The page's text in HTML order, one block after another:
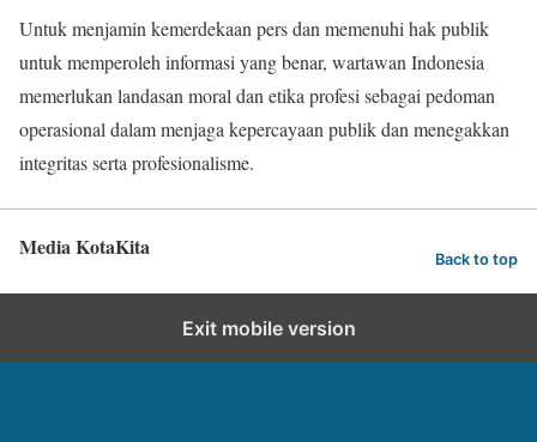
Untuk menjamin kemerdekaan pers dan memenuhi hak publik
untuk memperoleh informasi yang benar, wartawan Indonesia
memerlukan landasan moral dan etika profesi sebagai pedoman
operasional dalam menjaga kepercayaan publik dan menegakkan
integritas serta profesionalisme.
Media KotaKita Back to top
Exit mobile version